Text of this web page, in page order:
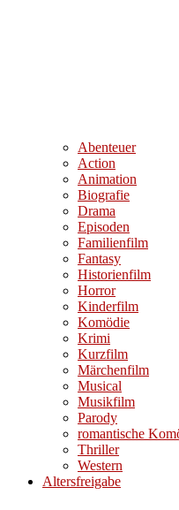
Abenteuer
Action
Animation
Biografie
Drama
Episoden
Familienfilm
Fantasy
Historienfilm
Horror
Kinderfilm
Komödie
Krimi
Kurzfilm
Märchenfilm
Musical
Musikfilm
Parody
romantische
Thriller
Western
Altersfreigabe